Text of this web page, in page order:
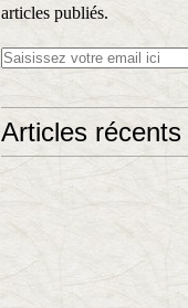
articles publiés.
Articles récents